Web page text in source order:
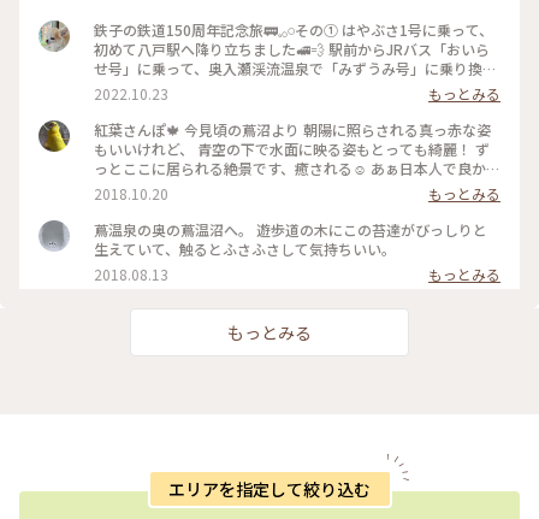
ェは14時から #平日は予約OK #レトロ #純喫茶 #老舗喫茶店 #
フルーツパフェ #パフェ #特製フルーツマロンパフェ #栗拾い
🌰❤ #昭和にことりっぷ #青森 #fumiparfait #携帯写真
#fumitubu #ふみつぶ〜ぬ #毎日がメリークリスマス🎄 #ふた
りっぷ青森
鉄子の鉄道150周年記念旅🚃𓈒𓂂𓏸その① はやぶさ1号に乗って、
初めて八戸駅へ降り立ちました🚅💨 駅前からJRバス「おいら
せ号」に乗って、奥入瀬渓流温泉で「みずうみ号」に乗り換え
て🚌💨 蔦温泉に到着🙌 ここから、歩いて15分👣👣辿り着いた
のは･･･ つづく #秋いろとりどり #青森#八戸#奥入瀬#蔦温泉#
鉄子#鉄道150周年#JR東日本パス#バスはちょっと遅れるから
注意#バスから見えた小さなお家たち#紅葉#トレッキング#ブ
ナの木#クマに注意#さっき帰ってきましたのでのんびり投稿し
2022.10.23
もっとみる
紅葉さんぽ🍁 今見頃の蔦沼より 朝陽に照らされる真っ赤な姿
もいいけれど、 青空の下で水面に映る姿もとっても綺麗！ ず
っとここに居られる絶景です、癒される☺️ あぁ日本人で良かっ
た〜 . アクセスは車・バスでずっと一本道を。 来週から交通規
制がかかるので 遠方から来られる方はバスがおすすめと思い
ます。 駐車場は蔦温泉旅館に無料Pあります。 #秋深き #蔦沼
#ことりっぷ青森
2018.10.20
もっとみる
蔦温泉の奥の蔦温沼へ。 遊歩道の木にこの苔達がびっしりと
生えていて、触るとふさふさして気持ちいい。
2018.08.13
もっとみる
もっとみる
エリアを指定して絞り込む